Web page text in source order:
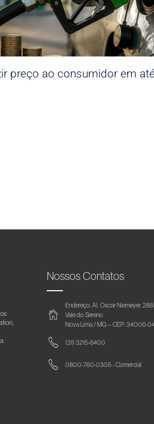
preço ao consumidor em
Nossos Contatos
Endereço: Al. Oscar Niemeyer,
Vale do Sereno
Nova Lima / MG – CEP: 34006-
(31) 3215-6400
0800-760-0305 - Comercial